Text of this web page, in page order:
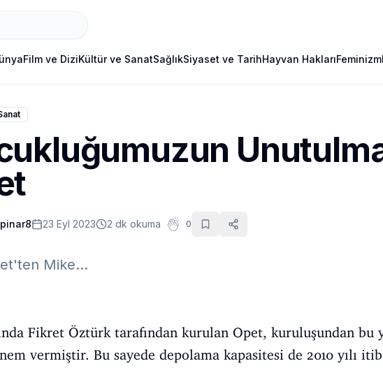
Film ve DiziKültür ve SanatSağlıkSiyaset ve TarihHayvan HaklarıFeminizm
23 Eyl 2023 2 dk okuma 0
Mike...
Fikret Öztürk tarafından kurulan Opet, kuruluşundan bu
vermiştir. Bu sayede depolama kapasitesi de 2010 yılı